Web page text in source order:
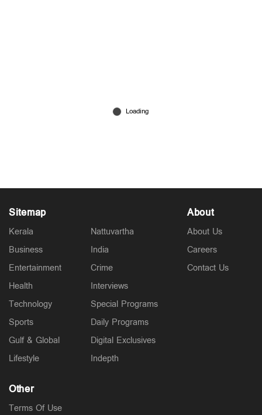
Sitemap
Kerala
Business
Entertainment
Health
Technology
Sports
Gulf & Global
Lifestyle
Nattuvartha
India
Crime
Interviews
Special Programs
Daily Programs
Digital Exclusives
Indepth
About
About Us
Careers
Contact Us
Other
Terms Of Use